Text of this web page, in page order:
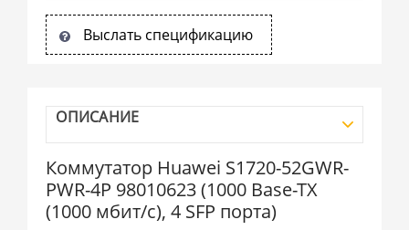
Выслать спецификацию
ОПИСАНИЕ
Коммутатор Huawei S1720-52GWR-
PWR-4P 98010623 (1000 Base-TX
(1000 мбит/с), 4 SFP порта)